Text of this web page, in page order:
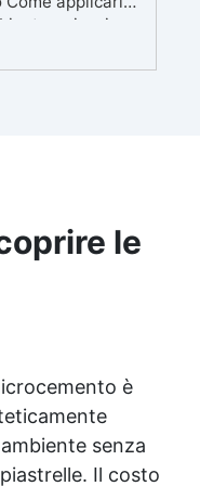
le
è
senza
Il costo